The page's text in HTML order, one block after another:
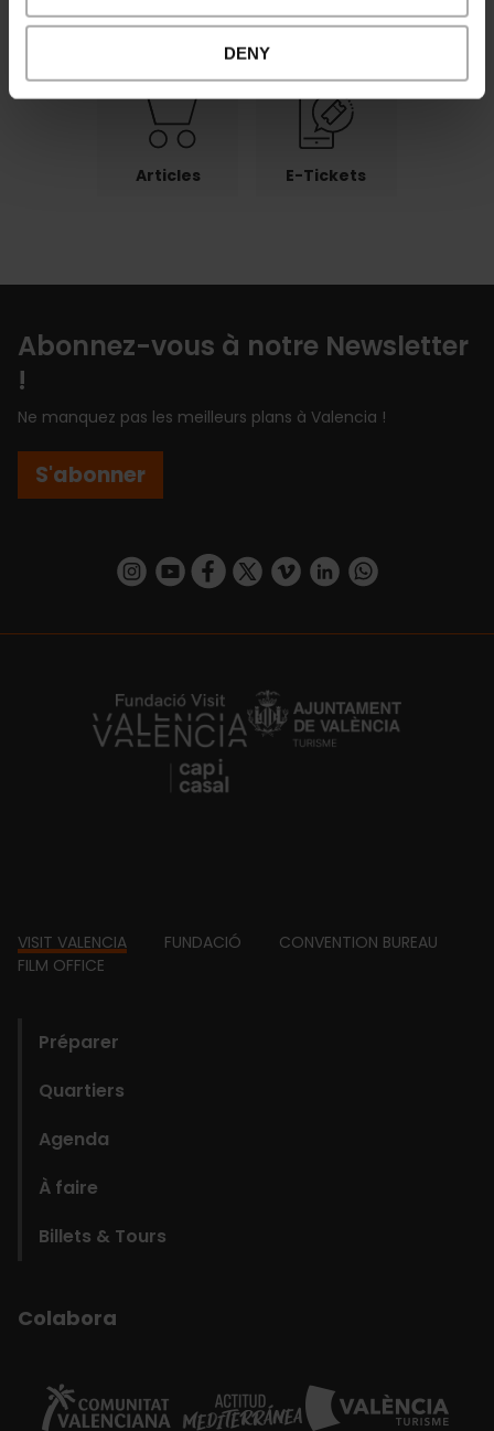
DENY
Paiements Retour
Points de
retrait
Articles E-Tickets
Abonnez-vous à notre Newsletter
!
Ne manquez pas les meilleurs plans à Valencia !
S'abonner
https://www.instagram.com/visit_valencia/
https://www.youtube.com/user/
https://www.facebook.com/
https://twitter.com/
https://vimeo.com/
https://www.linkedin.com/company/turismo-valencia/https://api.whatsapp.com/send/
https://fundacion.visitvalencia.com/
Footer
VISIT VALENCIA FUNDACIÓ
CONVENTION BUREAU
FILM OFFICE
Préparer
Quartiers
Agenda
À faire
Billets & Tours
Colabora